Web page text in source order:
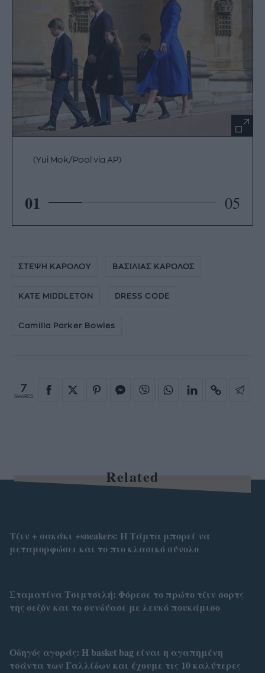
(Yui Mok/Pool via AP)
01 05
ΣΤΕΨΗ ΚΑΡΟΛΟΥ ΒΑΣΙΛΙΑΣ ΚΑΡΟΛΟΣ
KATE MIDDLETON DRESS CODE
Camilla Parker Bowles
7
SHARES
Related
Τζιν + σακάκι +sneakers: Η Τάμτα μπορεί να
μεταμορφώσει και το πιο κλασικό σύνολο
Σταματίνα Τσιμτσιλή: Φόρεσε το πρώτο τζιν σορτς
της σεζόν και το συνδύασε με λευκό πουκάμισο
Οδηγός αγοράς: Η basket bag είναι η αγαπημένη
τσάντα των Γαλλίδων και έχουμε τις 10 καλύτερες